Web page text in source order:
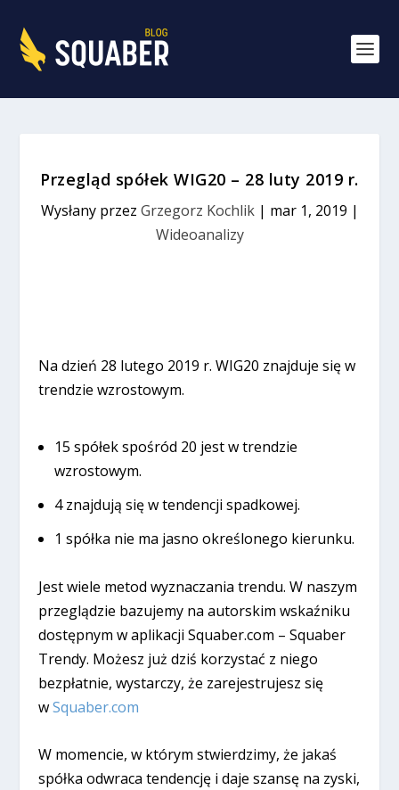
Przegląd spółek WIG20 – 28 luty 2019 r.
Wysłany przez Grzegorz Kochlik| mar 1, 2019 |
Wideoanalizy
Na dzień 28 lutego 2019 r. WIG20 znajduje się w
trendzie wzrostowym.
15 spółek spośród 20 jest w trendzie
wzrostowym.
4 znajdują się w tendencji spadkowej.
1 spółka nie ma jasno określonego kierunku.
Jest wiele metod wyznaczania trendu. W naszym
przeglądzie bazujemy na autorskim wskaźniku
dostępnym w aplikacji Squaber.com – Squaber
Trendy. Możesz już dziś korzystać z niego
bezpłatnie, wystarczy, że zarejestrujesz się
wSquaber.com
W momencie, w którym stwierdzimy, że jakaś
spółka odwraca tendencję i daje szansę na zyski,